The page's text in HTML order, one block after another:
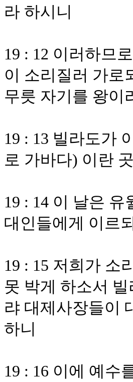
라 하시니
19 : 12 이러하므
이 소리질러 가로
무릇 자기를 왕이
19 : 13 빌라도가
로 가바다) 이란
19 : 14 이 날은
대인들에게 이르
19 : 15 저희가 소
못 박게 하소서
랴 대제사장들이
하니
19 : 16 이에 예수